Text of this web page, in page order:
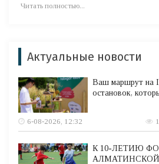
Читать полностью...
Актуальные новости
Ваш маршрут на
остановок,
6-08-2026, 12:32
К 10-ЛЕТИЮ